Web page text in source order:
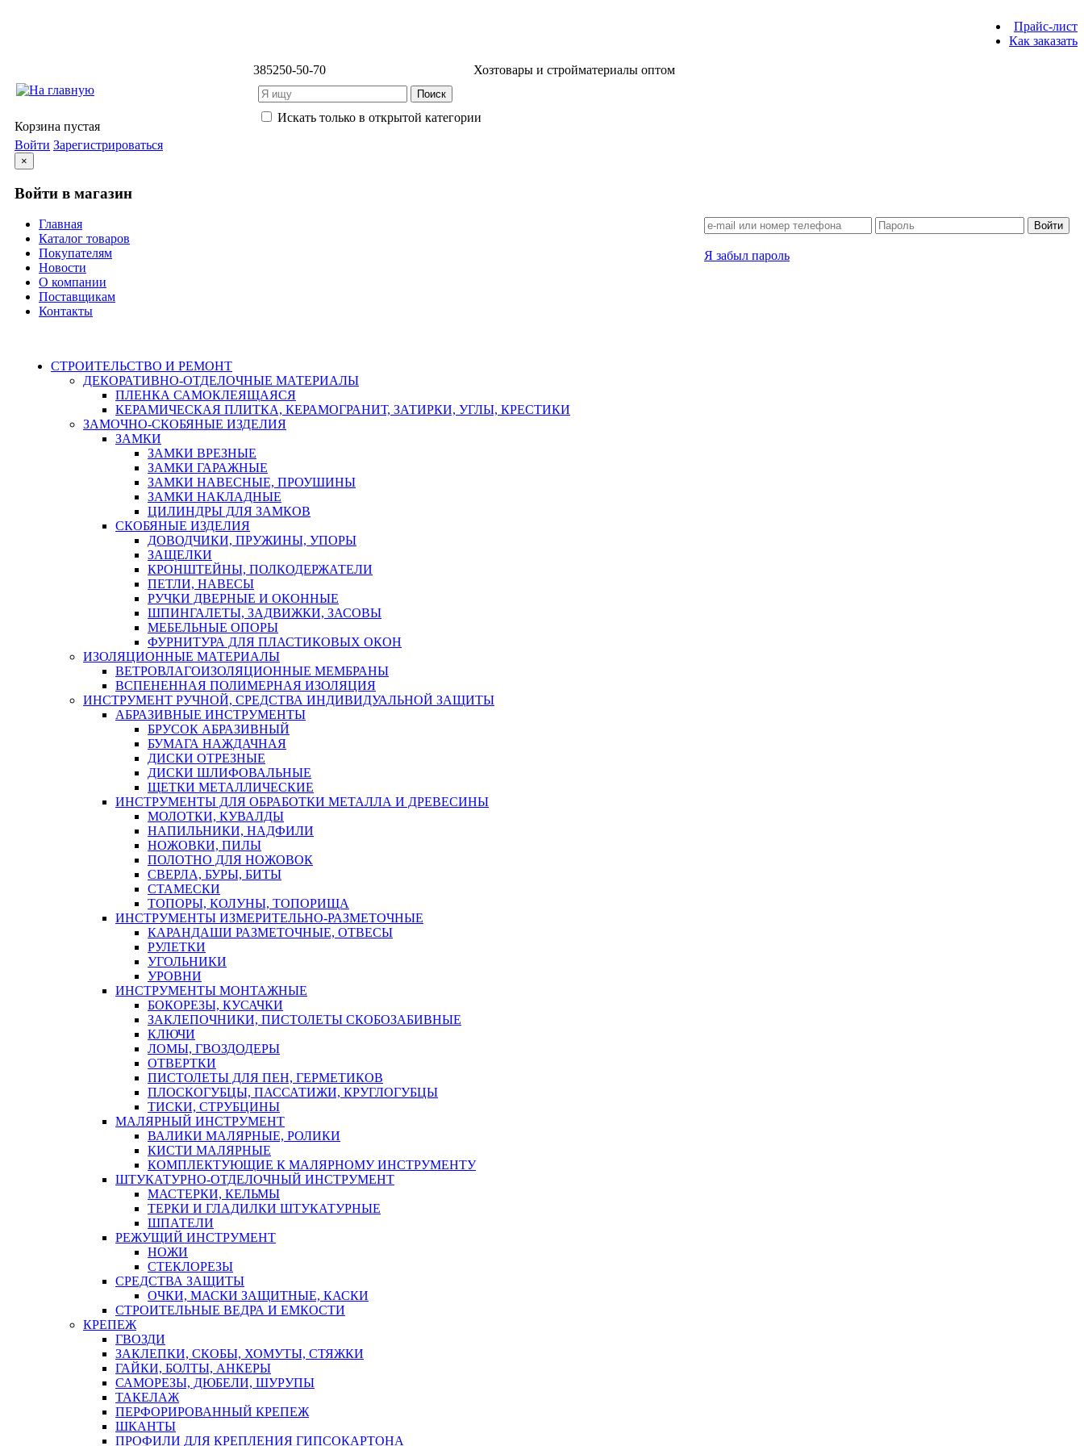
Прайс-лист
Как заказать
385250-50-70 Хозтовары и стройматериалы оптом
Искать только в открытой категории
Корзина пустая
Войти Зарегистрироваться
×
Войти в магазин
Войти
Я забыл пароль
Главная
Каталог товаров
Покупателям
Новости
О компании
Поставщикам
Контакты
СТРОИТЕЛЬСТВО И РЕМОНТ
ДЕКОРАТИВНО-ОТДЕЛОЧНЫЕ МАТЕРИАЛЫ
ПЛЕНКА САМОКЛЕЯЩАЯСЯ
КЕРАМИЧЕСКАЯ ПЛИТКА, КЕРАМОГРАНИТ, ЗАТИРКИ, УГЛЫ, КРЕСТИКИ
ЗАМОЧНО-СКОБЯНЫЕ ИЗДЕЛИЯ
ЗАМКИ
ЗАМКИ ВРЕЗНЫЕ
ЗАМКИ ГАРАЖНЫЕ
ЗАМКИ НАВЕСНЫЕ, ПРОУШИНЫ
ЗАМКИ НАКЛАДНЫЕ
ЦИЛИНДРЫ ДЛЯ ЗАМКОВ
СКОБЯНЫЕ ИЗДЕЛИЯ
ДОВОДЧИКИ, ПРУЖИНЫ, УПОРЫ
ЗАЩЕЛКИ
КРОНШТЕЙНЫ, ПОЛКОДЕРЖАТЕЛИ
ПЕТЛИ, НАВЕСЫ
РУЧКИ ДВЕРНЫЕ И ОКОННЫЕ
ШПИНГАЛЕТЫ, ЗАДВИЖКИ, ЗАСОВЫ
МЕБЕЛЬНЫЕ ОПОРЫ
ФУРНИТУРА ДЛЯ ПЛАСТИКОВЫХ ОКОН
ИЗОЛЯЦИОННЫЕ МАТЕРИАЛЫ
ВЕТРОВЛАГОИЗОЛЯЦИОННЫЕ МЕМБРАНЫ
ВСПЕНЕННАЯ ПОЛИМЕРНАЯ ИЗОЛЯЦИЯ
ИНСТРУМЕНТ РУЧНОЙ, СРЕДСТВА ИНДИВИДУАЛЬНОЙ ЗАЩИТЫ
АБРАЗИВНЫЕ ИНСТРУМЕНТЫ
БРУСОК АБРАЗИВНЫЙ
БУМАГА НАЖДАЧНАЯ
ДИСКИ ОТРЕЗНЫЕ
ДИСКИ ШЛИФОВАЛЬНЫЕ
ЩЕТКИ МЕТАЛЛИЧЕСКИЕ
ИНСТРУМЕНТЫ ДЛЯ ОБРАБОТКИ МЕТАЛЛА И ДРЕВЕСИНЫ
МОЛОТКИ, КУВАЛДЫ
НАПИЛЬНИКИ, НАДФИЛИ
НОЖОВКИ, ПИЛЫ
ПОЛОТНО ДЛЯ НОЖОВОК
СВЕРЛА, БУРЫ, БИТЫ
СТАМЕСКИ
ТОПОРЫ, КОЛУНЫ, ТОПОРИЩА
ИНСТРУМЕНТЫ ИЗМЕРИТЕЛЬНО-РАЗМЕТОЧНЫЕ
КАРАНДАШИ РАЗМЕТОЧНЫЕ, ОТВЕСЫ
РУЛЕТКИ
УГОЛЬНИКИ
УРОВНИ
ИНСТРУМЕНТЫ МОНТАЖНЫЕ
БОКОРЕЗЫ, КУСАЧКИ
ЗАКЛЕПОЧНИКИ, ПИСТОЛЕТЫ СКОБОЗАБИВНЫЕ
КЛЮЧИ
ЛОМЫ, ГВОЗДОДЕРЫ
ОТВЕРТКИ
ПИСТОЛЕТЫ ДЛЯ ПЕН, ГЕРМЕТИКОВ
ПЛОСКОГУБЦЫ, ПАССАТИЖИ, КРУГЛОГУБЦЫ
ТИСКИ, СТРУБЦИНЫ
МАЛЯРНЫЙ ИНСТРУМЕНТ
ВАЛИКИ МАЛЯРНЫЕ, РОЛИКИ
КИСТИ МАЛЯРНЫЕ
КОМПЛЕКТУЮЩИЕ К МАЛЯРНОМУ ИНСТРУМЕНТУ
ШТУКАТУРНО-ОТДЕЛОЧНЫЙ ИНСТРУМЕНТ
МАСТЕРКИ, КЕЛЬМЫ
ТЕРКИ И ГЛАДИЛКИ ШТУКАТУРНЫЕ
ШПАТЕЛИ
РЕЖУЩИЙ ИНСТРУМЕНТ
НОЖИ
СТЕКЛОРЕЗЫ
СРЕДСТВА ЗАЩИТЫ
ОЧКИ, МАСКИ ЗАЩИТНЫЕ, КАСКИ
СТРОИТЕЛЬНЫЕ ВЕДРА И ЕМКОСТИ
КРЕПЕЖ
ГВОЗДИ
ЗАКЛЕПКИ, СКОБЫ, ХОМУТЫ, СТЯЖКИ
ГАЙКИ, БОЛТЫ, АНКЕРЫ
САМОРЕЗЫ, ДЮБЕЛИ, ШУРУПЫ
ТАКЕЛАЖ
ПЕРФОРИРОВАННЫЙ КРЕПЕЖ
ШКАНТЫ
ПРОФИЛИ ДЛЯ КРЕПЛЕНИЯ ГИПСОКАРТОНА